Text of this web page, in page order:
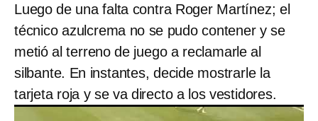
Luego de una falta contra Roger Martínez; el
técnico azulcrema no se pudo contener y se
metió al terreno de juego a reclamarle al
silbante. En instantes, decide mostrarle la
tarjeta roja y se va directo a los vestidores.